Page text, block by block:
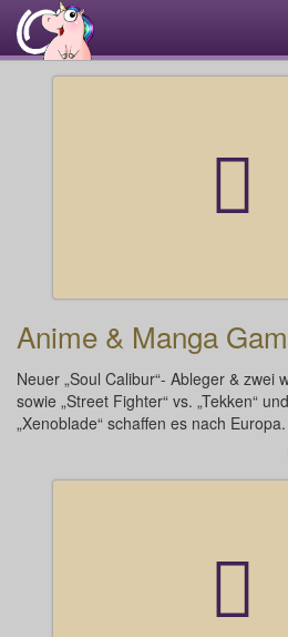
Anime & Manga
Neuer „Soul Calibur“- Ableger & zwei
sowie „Street Fighter“ vs. „Tekken“
„Xenoblade“ schaffen es nach Europa.